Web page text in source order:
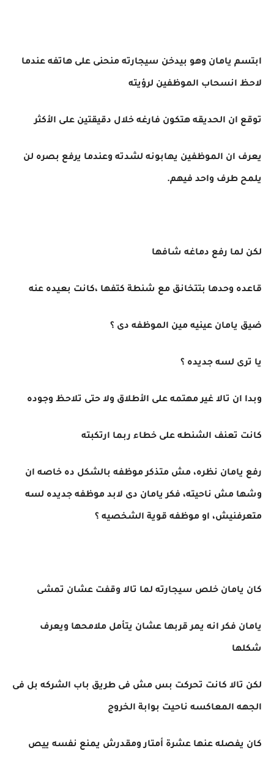
ابتسم يامان وهو بيدخن سيجارته منحنى على هاتفه عندما
لاحظ انسحاب الموظفين لرؤيته
توقع ان الحديقه هتكون فارغه خلال دقيقتين على الأكثر
يعرف ان الموظفين يهابونه لشدته وعندما يرفع بصره لن
يلمح طرف واحد فيهم.
لكن لما رفع دماغه شافها
قاعده وحدها بتتخانق مع شنطة كتفها ،كانت بعيده عنه
ضيق يامان عينيه مين الموظفه دى ؟
يا ترى لسه جديده ؟
وبدا ان تالا غير مهتمه على الأطلاق ولا حتى تلاحظ وجوده
كانت تعنف الشنطه على خطاء ربما ارتكبته
رفع يامان نظره، مش متذكر موظفه بالشكل ده خاصه ان
وشها مش ناحيته، فكر يامان دى لابد موظفه جديده لسه
متعرفنيش، او موظفه قوية الشخصيه ؟
كان يامان خلص سيجارته لما تالا وقفت عشان تمشى
يامان فكر انه يمر قربها عشان يتأمل ملامحها ويعرف
شكلها
لكن تالا كانت تحركت بس مش فى طريق باب الشركه بل فى
الجهه المعاكسه ناحيت بوابة الخروج
كان يفصله عنها عشرة أمتار ومقدرش يمنع نفسه ييص